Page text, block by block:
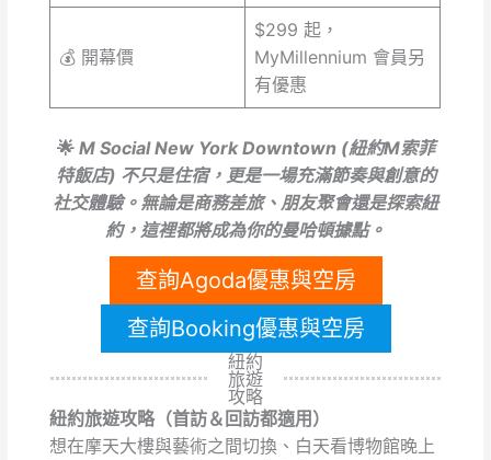
💰 開幕價
$299 起，
MyMillennium 會員另
有優惠
🌟M Social New York Downtown (紐約M索菲
特飯店) 不只是住宿，更是一場充滿節奏與創意的
社交體驗。無論是商務差旅、朋友聚會還是探索紐
約，這裡都將成為你的曼哈頓據點。
查詢Agoda優惠與空房
查詢Booking優惠與空房
紐約
旅遊
攻略
紐約旅遊攻略（首訪＆回訪都適用）
想在摩天大樓與藝術之間切換、白天看博物館晚上